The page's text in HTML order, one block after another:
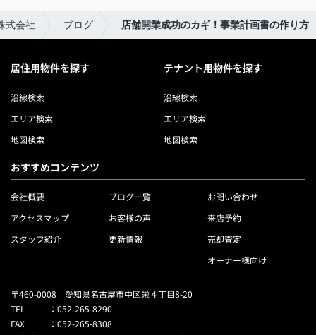
式会社 ブログ 店舗開業成功のカギ！事業計画書の作り方
居住用物件を探す
沿線検索
エリア検索
地図検索
テナント用物件を探す
沿線検索
エリア検索
地図検索
おすすめコンテンツ
会社概要
アクセスマップ
スタッフ紹介
ブログ一覧
お客様の声
更新情報
お問い合わせ
来店予約
売却査定
オーナー様向け
〒460-0008 愛知県名古屋市中区栄４丁目8-20
TEL
： 052-265-8290
FAX
： 052-265-8308